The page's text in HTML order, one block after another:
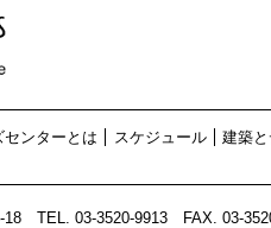
センターとは スケジュール 建築
18 TEL. 03-3520-9913FAX. 03-